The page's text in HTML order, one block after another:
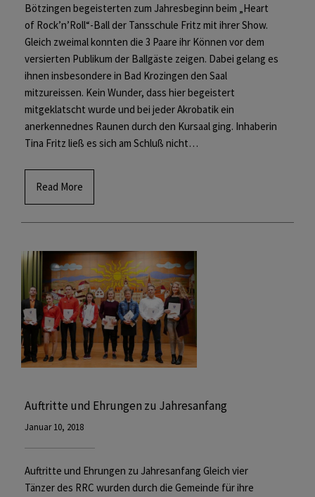
Bötzingen begeisterten zum Jahresbeginn beim „Heart
of Rock’n’Roll“-Ball der Tansschule Fritz mit ihrer Show.
Gleich zweimal konnten die 3 Paare ihr Können vor dem
versierten Publikum der Ballgäste zeigen. Dabei gelang es
ihnen insbesondere in Bad Krozingen den Saal
mitzureissen. Kein Wunder, dass hier begeistert
mitgeklatscht wurde und bei jeder Akrobatik ein
anerkennednes Raunen durch den Kursaal ging. Inhaberin
Tina Fritz ließ es sich am Schluß nicht…
Read More
Auftritte und Ehrungen zu Jahresanfang
Januar 10, 2018
Auftritte und Ehrungen zu Jahresanfang Gleich vier
Tänzer des RRC wurden durch die Gemeinde für ihre